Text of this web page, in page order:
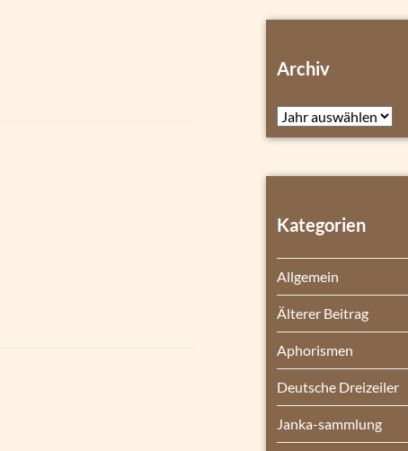
Archiv
Archiv
Kategorien
Allgemein
Älterer Beitrag
Aphorismen
Deutsche Dreizeiler
Janka-sammlung